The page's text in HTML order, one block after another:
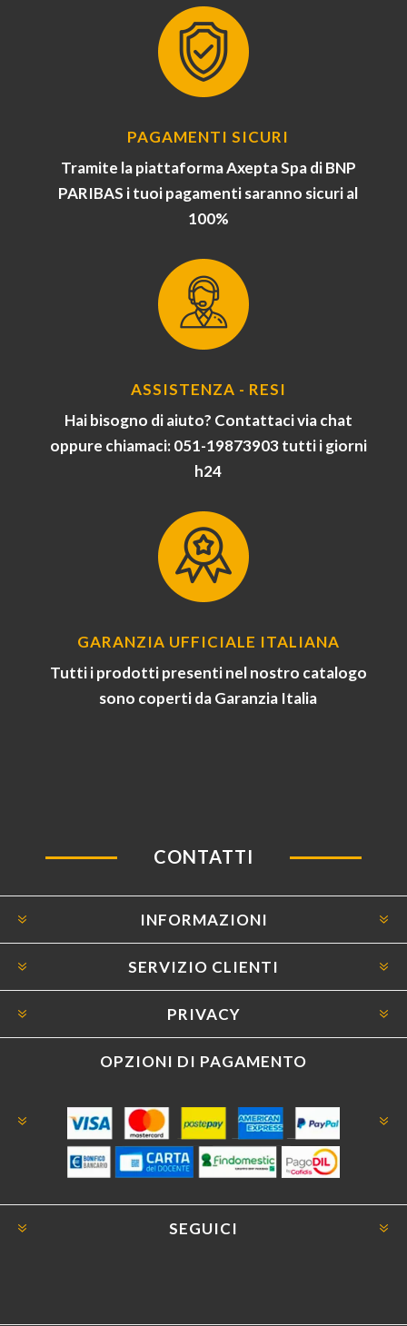
PAGAMENTI SICURI
Tramite la piattaforma Axepta Spa di BNP
PARIBAS i tuoi pagamenti saranno sicuri al
100%
ASSISTENZA - RESI
Hai bisogno di aiuto? Contattaci via chat
oppure chiamaci: 051-19873903 tutti i giorni
h24
GARANZIA UFFICIALE ITALIANA
Tutti i prodotti presenti nel nostro catalogo
sono coperti da Garanzia Italia
CONTATTI
INFORMAZIONI
SERVIZIO CLIENTI
PRIVACY
OPZIONI DI PAGAMENTO
SEGUICI